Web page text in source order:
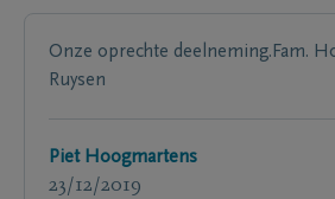
Onze oprechte deelneming.Fam.
Ruysen
Piet Hoogmartens
23/12/2019